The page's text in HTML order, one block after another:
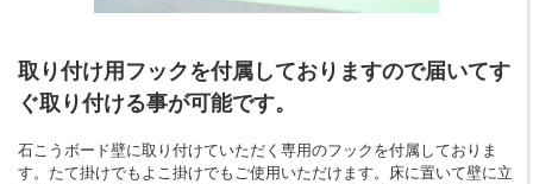
取り付け用フックを付属しておりますので届いてす
ぐ取り付ける事が可能です。
石こうボード壁に取り付けていただく専用のフックを付属しておりま
す。たて掛けでもよこ掛けでもご使用いただけます。床に置いて壁に立